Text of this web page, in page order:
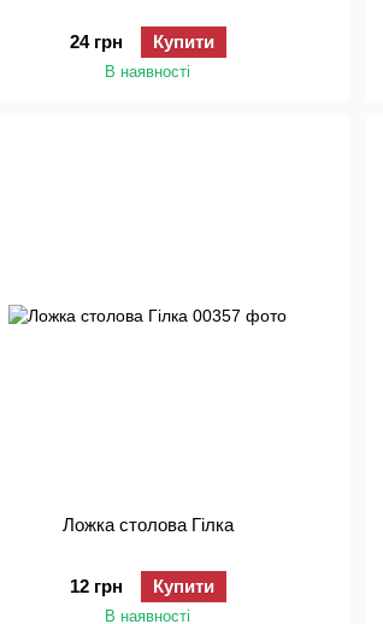
24 грн Купити
В наявності
Ложка столова Гілка
12 грн Купити
В наявності